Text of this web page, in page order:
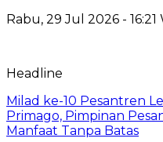
Rabu, 29 Jul 2026 - 16:21
Headline
Milad ke-10 Pesantren
Primago, Pimpinan
Manfaat Tanpa Batas